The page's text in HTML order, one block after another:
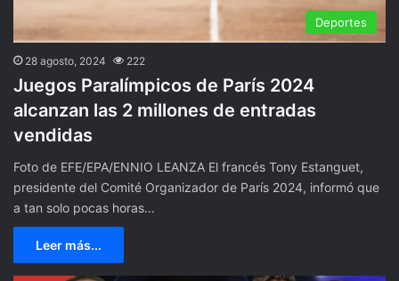
Deportes
28 agosto, 2024 222
Juegos Paralímpicos de París 2024
alcanzan las 2 millones de entradas
vendidas
Foto de EFE/EPA/ENNIO LEANZA El francés Tony Estanguet,
presidente del Comité Organizador de París 2024, informó que
a tan solo pocas horas…
Leer más...